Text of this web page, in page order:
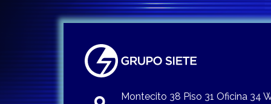
Montecito 38 Piso 31 Oficina 34